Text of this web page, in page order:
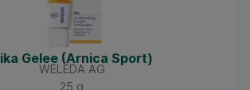
Gelee (Arnica Sport)
WELEDA AG
25 g